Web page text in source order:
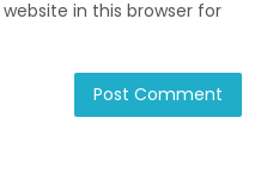
in this browser for